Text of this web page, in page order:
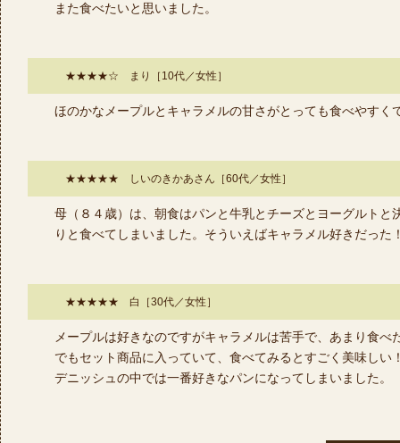
また食べたいと思いました。
★★★★☆ まり［10代／女性］
ほのかなメープルとキャラメルの甘さがとっても食べやすく
★★★★★ しいのきかあさん［60代／女性］
母（８４歳）は、朝食はパンと牛乳とチーズとヨーグルト
りと食べてしまいました。そういえばキャラメル好きだった
★★★★★ 白［30代／女性］
メープルは好きなのですがキャラメルは苦手で、あまり食べ
でもセット商品に入っていて、食べてみるとすごく美味しい
デニッシュの中では一番好きなパンになってしまいました。